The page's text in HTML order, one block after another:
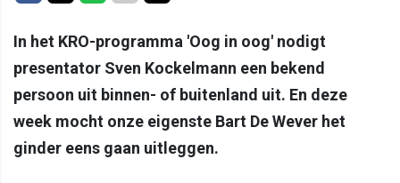
In het KRO-programma 'Oog in oog' nodigt
presentator Sven Kockelmann een bekend
persoon uit binnen- of buitenland uit. En deze
week mocht onze eigenste Bart De Wever het
ginder eens gaan uitleggen.